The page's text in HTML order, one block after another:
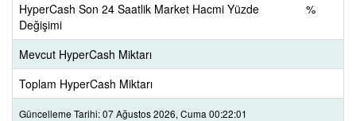
HyperCash Son 24 Saatlik Market Hacmi Yüzde
Değişimi
%
Mevcut HyperCash Miktarı
Toplam HyperCash Miktarı
Güncelleme Tarihi: 07 Ağustos 2026, Cuma 00:22:01